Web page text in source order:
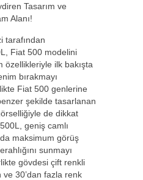
Tasarım ve
Alanı!
tarafından
Fiat 500 modelini
özellikleriyle ilk bakışta
bırakmayı
Fiat 500 genlerine
şekilde tasarlanan
de dikkat
geniş camlı
maksimum görüş
sunmayı
gövdesi çift renkli
30’dan fazla renk